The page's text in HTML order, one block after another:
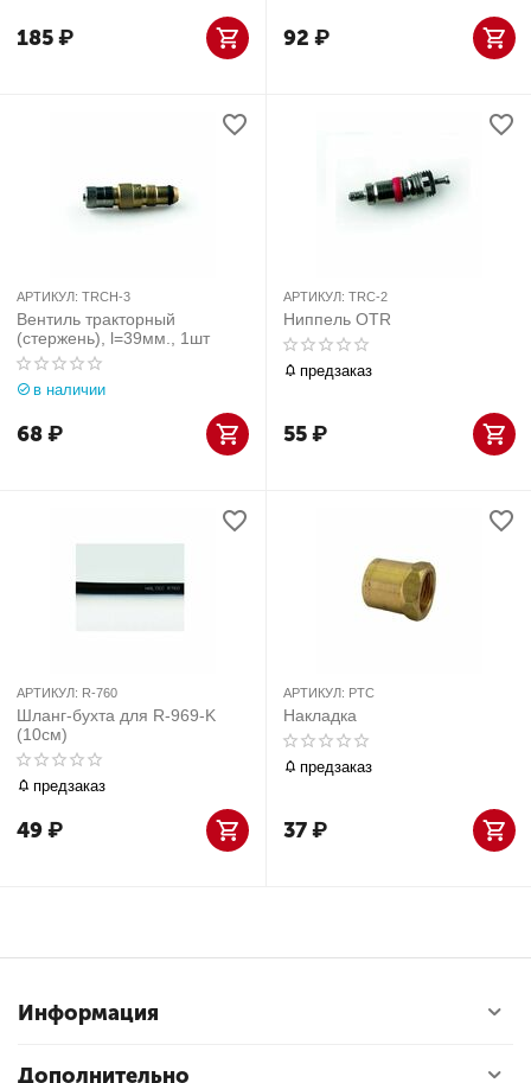
185₽ 92 ₽
АРТИКУЛ: TRCH-3
Вентиль тракторный
(стержень), l=39мм., 1шт
в наличии
68₽
АРТИКУЛ: TRC-2
Ниппель OTR
предзаказ
55₽
АРТИКУЛ: R-760
Шланг-бухта для R-969-K
(10см)
предзаказ
49₽
АРТИКУЛ: PTC
Накладка
предзаказ
37₽
Информация
Дополнительно